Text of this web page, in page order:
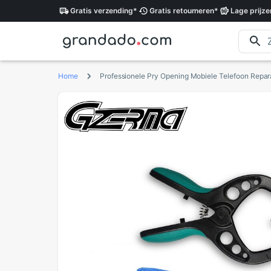
Gratis verzending* Gratis retourneren* Lage
Home